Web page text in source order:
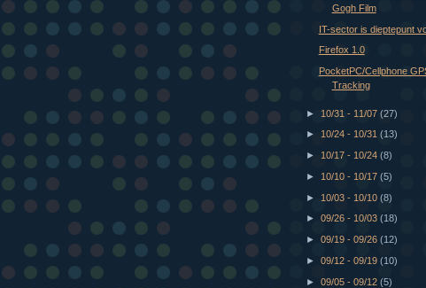
Gogh Film
IT-sector is dieptepunt
Firefox 1.0
PocketPC/Cellphone
Tracking
► 10/31 - 11/07(27)
► 10/24 - 10/31(13)
► 10/17 - 10/24(8)
► 10/10 - 10/17(5)
► 10/03 - 10/10(8)
►09/26 - 10/03(18)
►09/19 - 09/26(12)
►09/12 - 09/19(10)
►09/05 - 09/12(5)